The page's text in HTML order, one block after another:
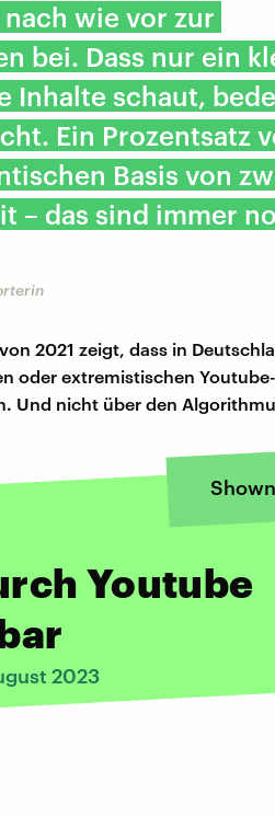
wie vor zur
bei. Dass nur ein
Inhalte schaut,
Ein Prozentsatz
Basis von
– das sind immer
von 2021 zeigt, dass in
oder extremistischen Youtube-
Und nicht über den
Youtube
2023